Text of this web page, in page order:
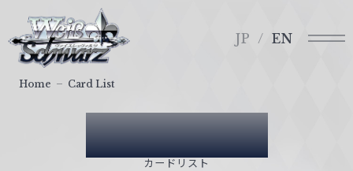
ァ
イ
JP EN
Card List
カードリスト
Home Card List